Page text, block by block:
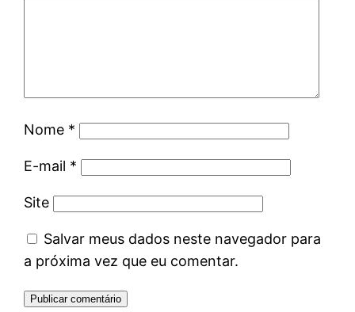
Nome *
E-mail *
Site
Salvar meus dados neste navegador para
a próxima vez que eu comentar.